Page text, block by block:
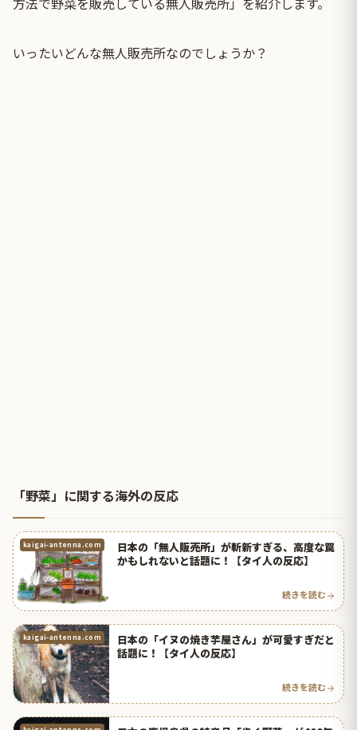
いったいどんな無人販売所なのでしょうか？
「野菜」に関する海外の反応
kaigai-antenna.com
日本の「無人販売所」が斬新すぎる、高度な罠
かもしれないと話題に！【タイ人の反応】
続きを読む
kaigai-antenna.com
日本の「イヌの焼き芋屋さん」が可愛すぎだと
話題に！【タイ人の反応】
続きを読む